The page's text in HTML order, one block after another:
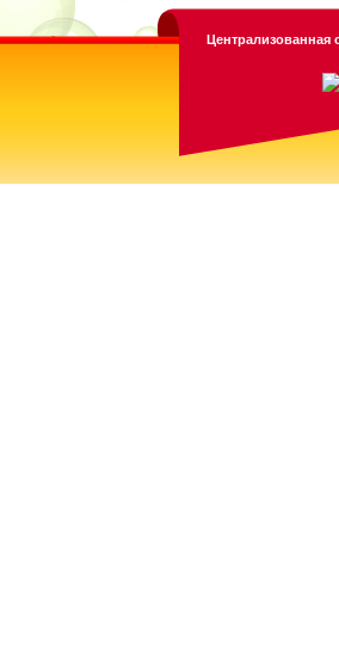
Централизованная